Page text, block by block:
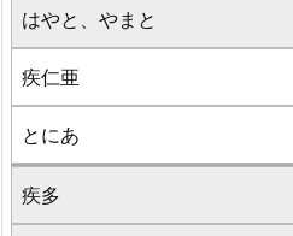
はやと、やまと
疾仁亜
とにあ
疾多